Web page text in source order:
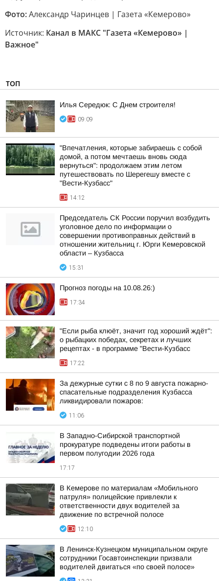
Фото:Александр Чаринцев | Газета «Кемерово»
Источник: Канал в МАКС "Газета «Кемерово» |
Важное"
ТОП
Илья Середюк: С Днем строителя!
09:09
"Впечатления, которые забираешь с собой
домой, а потом мечтаешь вновь сюда
вернуться": продолжаем этим летом
путешествовать по Шерегешу вместе с
"Вести-Кузбасс"
14:12
Председатель СК России поручил возбудить
уголовное дело по информации о
совершении противоправных действий в
отношении жительниц г. Юрги Кемеровской
области – Кузбасса
15:31
Прогноз погоды на 10.08.26:)
17:34
"Если рыба клюёт, значит год хороший ждёт":
о рыбацких победах, секретах и лучших
рецептах - в программе "Вести-Кузбасс
17:22
За дежурные сутки с 8 по 9 августа пожарно-
спасательные подразделения Кузбасса
ликвидировали пожаров:
11:06
В Западно-Сибирской транспортной
прокуратуре подведены итоги работы в
первом полугодии 2026 года
17:17
В Кемерове по материалам «Мобильного
патруля» полицейские привлекли к
ответственности двух водителей за
движение по встречной полосе
12:10
В Ленинск-Кузнецком муниципальном округе
сотрудники Госавтоинспекции призвали
водителей двигаться «по своей полосе»